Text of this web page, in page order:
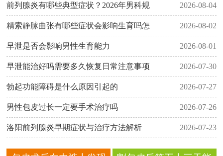
前列腺炎有哪些典型症状？2026年男科规 2026-08-04
精索静脉曲张有哪些症状会影响生育吗怎 2026-08-02
早泄是否会影响男性生育能力 2026-08-01
早泄能治好吗需要多久恢复日常注意事项 2026-07-30
勃起功能障碍是什么原因引起的 2026-07-27
男性包皮过长一定要手术治疗吗 2026-07-26
洛阳前列腺炎早期症状与治疗方法解析 2026-07-23